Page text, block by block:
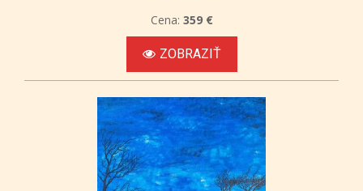
Cena: 359 €
ZOBRAZIŤ